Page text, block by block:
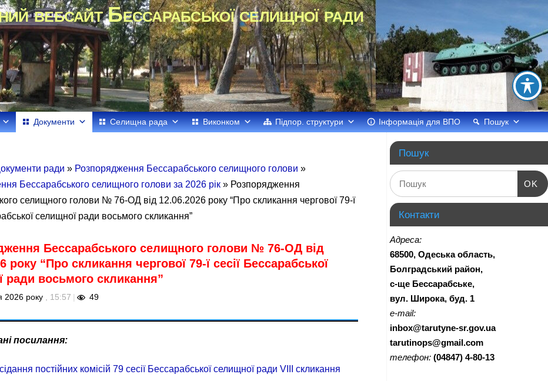
вебсайт Бессарабської селищної ради
Документи Селищна рада Виконком Підпор. структури Інформація для ВПО Пошук
ради » Розпорядження Бессарабського селищного голови »
Бессарабського селищного голови за 2026 рік » Розпорядження
селищного голови № 76-ОД від 12.06.2026 року “Про скликання чергової 79-ї
селищної ради восьмого скликання”
Бессарабського селищного голови № 76-ОД від
року “Про скликання чергової 79-ї сесії Бессарабської
ради восьмого скликання”
2026 року , 15:57 | 49
посилання:
постійних комісій 79 сесії Бессарабської селищної ради VIIІ скликання
Пошук
OK
Контакти
Адреса:
68500, Одеська область,
Болградський район,
с-ще Бессарабське,
вул. Широка, буд. 1
e-mail:
inbox@tarutyne-sr.gov.ua
tarutinops@gmail.com
телефон: (04847) 4-80-13